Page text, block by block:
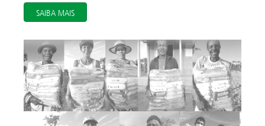
SAIBA MAIS